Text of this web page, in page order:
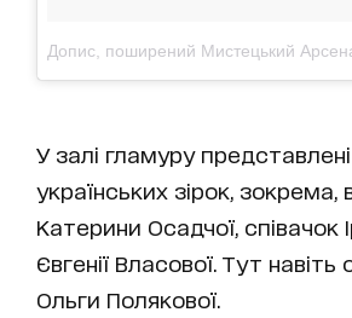
У залі гламуру
українських зірок, зокрема,
Катерини Осадчої, співачок
Євгенії Власової. Тут навіть
Ольги Полякової.